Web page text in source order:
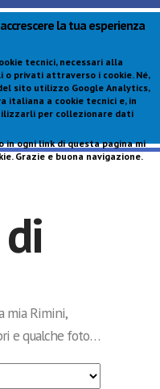
la tua esperienza
tecnici, necessari alla
o privati attraverso i cookie. Né,
sito utilizzo Google Analytics,
italiana a cookie tecnici e, in
per collezionare dati
in ogni link di questa pagina mi
Grazie e buona navigazione.
mia Rimini,
e qualche foto…